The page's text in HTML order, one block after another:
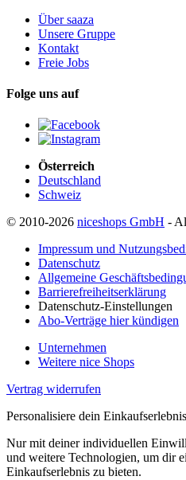
Über saaza
Unsere Gruppe
Kontakt
Freie Jobs
Folge uns auf
Österreich
Deutschland
Schweiz
© 2010-2026 niceshops GmbH -
Impressum und
Datenschutz
Allgemeine
Barrierefreiheitserklärung
Datenschutz-Einstellungen
Abo-Verträge hier kündigen
Unternehmen
Weitere nice Shops
Vertrag widerrufen
Personalisiere dein Einkaufserlebnis
Nur mit deiner individuellen
und weitere Technologien, um dir
Einkaufserlebnis zu bieten.